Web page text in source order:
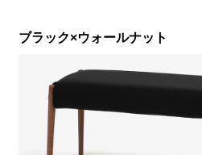
ブラック×ウォールナット